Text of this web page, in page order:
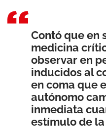
Contó que en
medicina
observar en
inducidos al
en coma que
autónomo
inmediata
estímulo de